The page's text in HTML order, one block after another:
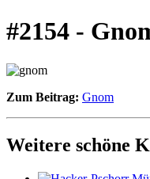
#2154 -
Zum Beitrag: Gnom
Weitere schöne